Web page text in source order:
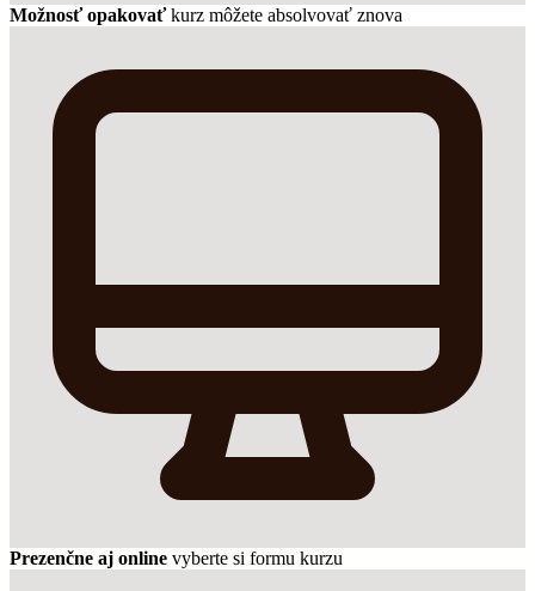
Možnosť opakovať kurz môžete absolvovať znova
Prezenčne aj online vyberte si formu kurzu